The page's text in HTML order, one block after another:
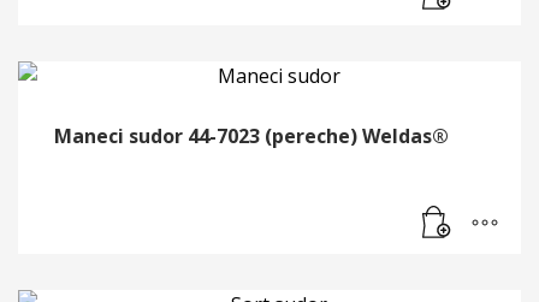
Maneci sudor 44-7023 (pereche) Weldas®